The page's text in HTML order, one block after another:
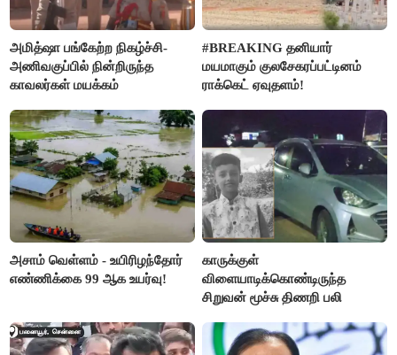
அமித்ஷா பங்கேற்ற நிகழ்ச்சி-
அணிவகுப்பில் நின்றிருந்த
காவலர்கள் மயக்கம்
#BREAKING தனியார்
மயமாகும் குலசேகரப்பட்டினம்
ராக்கெட் ஏவுதளம்!
அசாம் வெள்ளம் - உயிரிழந்தோர்
எண்ணிக்கை 99 ஆக உயர்வு!
காருக்குள்
விளையாடிக்கொண்டிருந்த
சிறுவன் மூச்சு திணறி பலி